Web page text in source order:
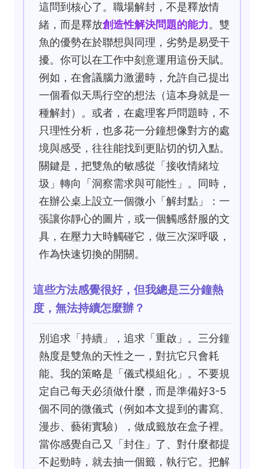
這問到核心了。職場解封，不是釋放情
緒，而是釋放創造性解決問題的能力。雙
魚的優勢在於聯想與同理，劣勢是易受干
擾。你可以在工作中刻意運用這份天賦。
例如，在會議腦力激盪時，允許自己提出
一個看似天馬行空的想法（這本身就是一
種解封）。或者，在處理客戶問題時，不
只理性分析，也多花一分鐘想像對方的處
境與感受，往往能找到更貼切的切入點。
關鍵是，把雙魚的敏感從「接收情緒垃
圾」轉向「洞察需求與可能性」。同時，
在辦公桌上設立一個微小「解封點」：一
張讓你靜心的圖片，或一個觸感舒服的文
具，在壓力大時觸碰它，做三次深呼吸，
作為快速切換的開關。
這些方法感覺很好，但我總是三分鐘熱
度，無法持續怎麼辦？
別追求「持續」，追求「重啟」。三分鐘
熱度是雙魚的天性之一，對抗它只會耗
能。我的策略是「儀式模組化」。不要規
定自己每天必須做什麼，而是準備好3-5
個不同的微儀式（例如本文提到的書寫、
漫步、藝術實驗），做成籤放在盒子裡。
當你感覺自己又「封住」了、對什麼都提
不起勁時，就去抽一個籤，執行它。把解